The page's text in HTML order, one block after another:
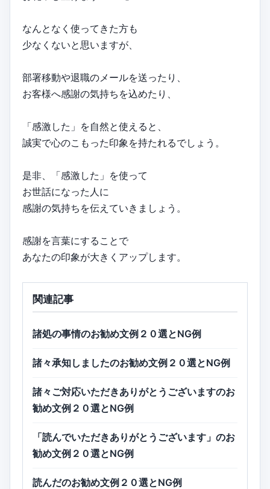
なんとなく使ってきた方も
少なくないと思いますが、
部署移動や退職のメールを送ったり、
お客様へ感謝の気持ちを込めたり、
「感激した」を自然と使えると、
誠実で心のこもった印象を持たれるでしょう。
是非、「感激した」を使って
お世話になった人に
感謝の気持ちを伝えていきましょう。
感謝を言葉にすることで
あなたの印象が大きくアップします。
関連記事
諸処の事情のお勧め文例２０選とNG例
諸々承知しましたのお勧め文例２０選とNG例
諸々ご対応いただきありがとうございますのお
勧め文例２０選とNG例
「読んでいただきありがとうございます」のお
勧め文例２０選とNG例
読んだのお勧め文例２０選とNG例